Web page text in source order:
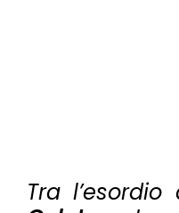
Tra